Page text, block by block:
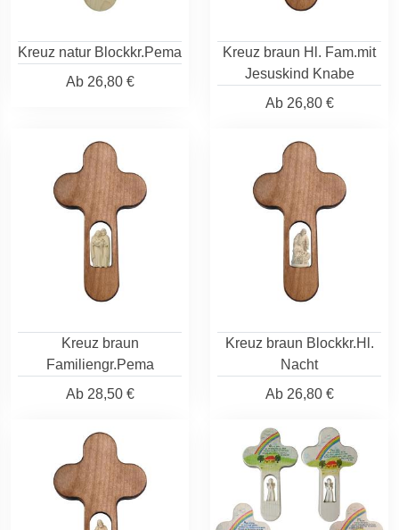
Kreuz natur Blockkr.Pema
Ab26,80 €
Kreuz braun Hl. Fam.mit
Jesuskind Knabe
Ab26,80 €
Kreuz braun
Familiengr.Pema
Ab28,50 €
Kreuz braun Blockkr.Hl.
Nacht
Ab26,80 €